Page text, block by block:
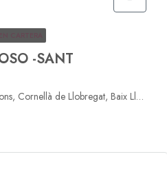
-SANT
Baix Llobregat, Barcelona, Catalunya, 08940, España